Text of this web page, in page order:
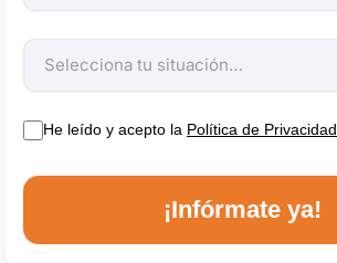
He leído y acepto la Política de Privacidad
¡Infórmate ya!